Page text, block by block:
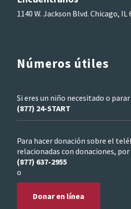
1140 W. Jackson Blvd. Chicago, IL
Números útiles
Si eres un niño necesitado o
(877) 24-START
Para hacer donación sobre el
relacionadas con donaciones,
(877) 637-2955
o
Donar en línea